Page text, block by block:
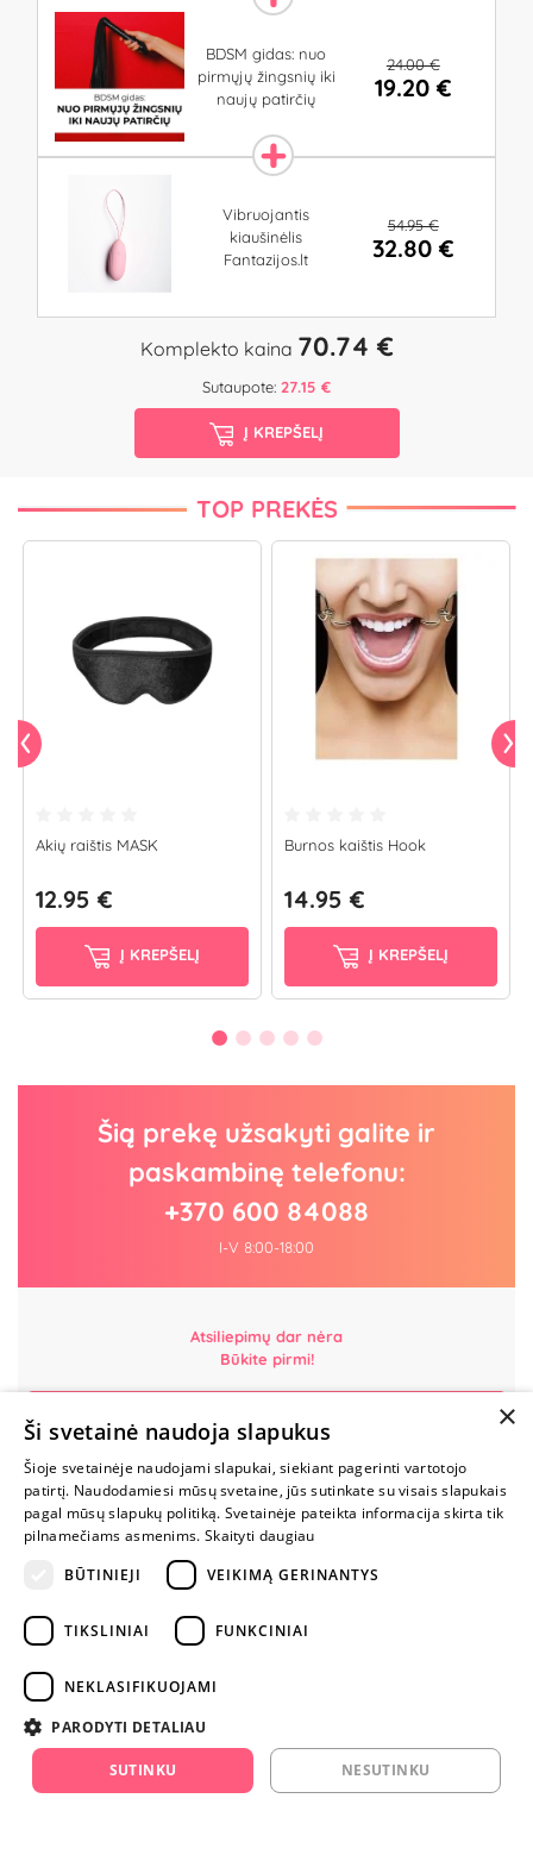
BDSM gidas: nuo
pirmųjų žingsnių iki
naujų patirčių
24.00 €
19.20 €
Vibruojantis
kiaušinėlis
Fantazijos.lt
54.95 €
32.80 €
Komplekto kaina 70.74 €
Sutaupote: 27.15 €
Į KREPŠELĮ
TOP PREKĖS
Akių raištis MASK
12.95 €
Į KREPŠELĮ
Burnos kaištis Hook
14.95 €
Į KREPŠELĮ
Šią prekę užsakyti galite ir
paskambinę telefonu:
+370 600 84088
I-V 8:00-18:00
Atsiliepimų dar nėra
Būkite pirmi!
MYLIMIAUSIA
LIETUVOS
ELEKTRONINĖ
PARDUOTUVĖ
ŽAISTI
+370 600 84088
P. Lukšio g. 2, Vilnius ("Sigma" teritorija)
×
Ši svetainė naudoja slapukus
Šioje svetainėje naudojami slapukai, siekiant pagerinti vartotojo
patirtį. Naudodamiesi mūsų svetaine, jūs sutinkate su visais slapukais
pagal mūsų slapukų politiką. Svetainėje pateikta informacija skirta tik
pilnamečiams asmenims. Skaityti daugiau
BŪTINIEJI
VEIKIMĄ GERINANTYS
TIKSLINIAI FUNKCINIAI
NEKLASIFIKUOJAMI
PARODYTI DETALIAU
SUTINKU NESUTINKU